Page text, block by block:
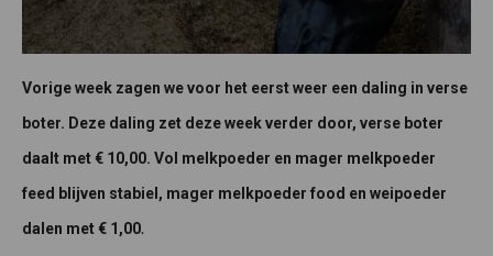
Vorige week zagen we voor het eerst weer een daling in verse
boter. Deze daling zet deze week verder door, verse boter
daalt met € 10,00. Vol melkpoeder en mager melkpoeder
feed blijven stabiel, mager melkpoeder food en weipoeder
dalen met € 1,00.